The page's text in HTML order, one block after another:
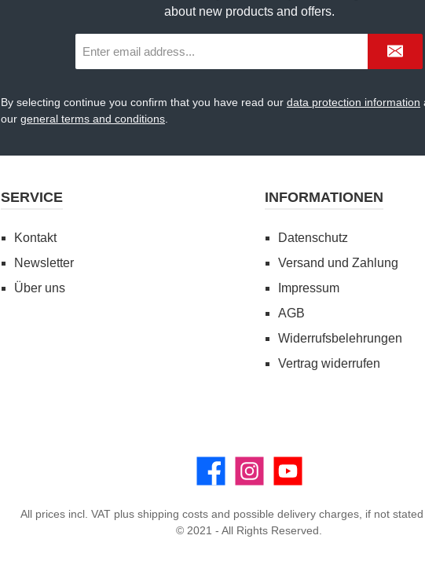
about new products and offers.
address
*
By selecting continue you confirm that you have read our data protection information
our general terms and conditions
SERVICE
Kontakt
Newsletter
Über uns
INFORMATIONEN
Datenschutz
Versand und Zahlung
Impressum
AGB
Widerrufsbelehrungen
Vertrag widerrufen
FacebookInstagramYouTube
All prices incl. VAT plus shipping costs and possible delivery charges, if not stated
© 2021 - All Rights Reserved.